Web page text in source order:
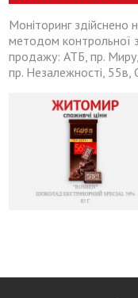
Моніторинг здійснено
методом контрольної
продажу: АТБ, пр.
пр. Незалежності, 55в,